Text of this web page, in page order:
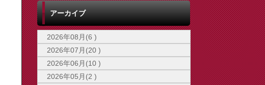
アーカイブ
2026年08月(6 )
2026年07月(20 )
2026年06月(10 )
2026年05月(2 )